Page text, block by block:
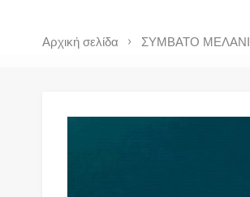
Αρχική σελίδα ΣΥΜΒΑΤΟ ΜΕΛΑΝΙ